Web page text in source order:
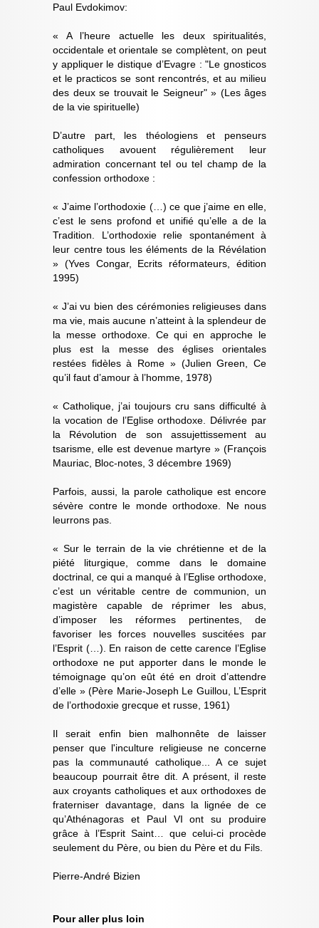
Paul Evdokimov:
« A l’heure actuelle les deux spiritualités,
occidentale et orientale se complètent, on peut
y appliquer le distique d’Evagre : "Le gnosticos
et le practicos se sont rencontrés, et au milieu
des deux se trouvait le Seigneur" » (Les âges
de la vie spirituelle)
D’autre part, les théologiens et penseurs
catholiques avouent régulièrement leur
admiration concernant tel ou tel champ de la
confession orthodoxe :
« J’aime l’orthodoxie (…) ce que j’aime en elle,
c’est le sens profond et unifié qu’elle a de la
Tradition. L’orthodoxie relie spontanément à
leur centre tous les éléments de la Révélation
» (Yves Congar, Ecrits réformateurs, édition
1995)
« J’ai vu bien des cérémonies religieuses dans
ma vie, mais aucune n’atteint à la splendeur de
la messe orthodoxe. Ce qui en approche le
plus est la messe des églises orientales
restées fidèles à Rome » (Julien Green, Ce
qu’il faut d’amour à l’homme, 1978)
« Catholique, j’ai toujours cru sans difficulté à
la vocation de l’Eglise orthodoxe. Délivrée par
la Révolution de son assujettissement au
tsarisme, elle est devenue martyre » (François
Mauriac, Bloc-notes, 3 décembre 1969)
Parfois, aussi, la parole catholique est encore
sévère contre le monde orthodoxe. Ne nous
leurrons pas.
« Sur le terrain de la vie chrétienne et de la
piété liturgique, comme dans le domaine
doctrinal, ce qui a manqué à l’Eglise orthodoxe,
c’est un véritable centre de communion, un
magistère capable de réprimer les abus,
d’imposer les réformes pertinentes, de
favoriser les forces nouvelles suscitées par
l’Esprit (…). En raison de cette carence l’Eglise
orthodoxe ne put apporter dans le monde le
témoignage qu’on eût été en droit d’attendre
d’elle » (Père Marie-Joseph Le Guillou, L’Esprit
de l’orthodoxie grecque et russe, 1961)
Il serait enfin bien malhonnête de laisser
penser que l'inculture religieuse ne concerne
pas la communauté catholique... A ce sujet
beaucoup pourrait être dit. A présent, il reste
aux croyants catholiques et aux orthodoxes de
fraterniser davantage, dans la lignée de ce
qu’Athénagoras et Paul VI ont su produire
grâce à l’Esprit Saint… que celui-ci procède
seulement du Père, ou bien du Père et du Fils.
Pierre-André Bizien
Pour aller plus loin